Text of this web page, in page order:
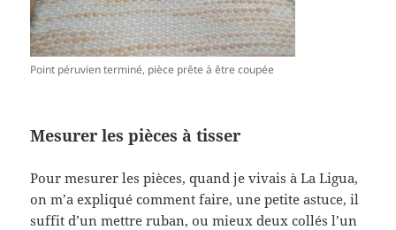
Point péruvien terminé, pièce prête à être coupée
Mesurer les pièces à tisser
Pour mesurer les pièces, quand je vivais à La Ligua,
on m’a expliqué comment faire, une petite astuce, il
suffit d’un mettre ruban, ou mieux deux collés l’un